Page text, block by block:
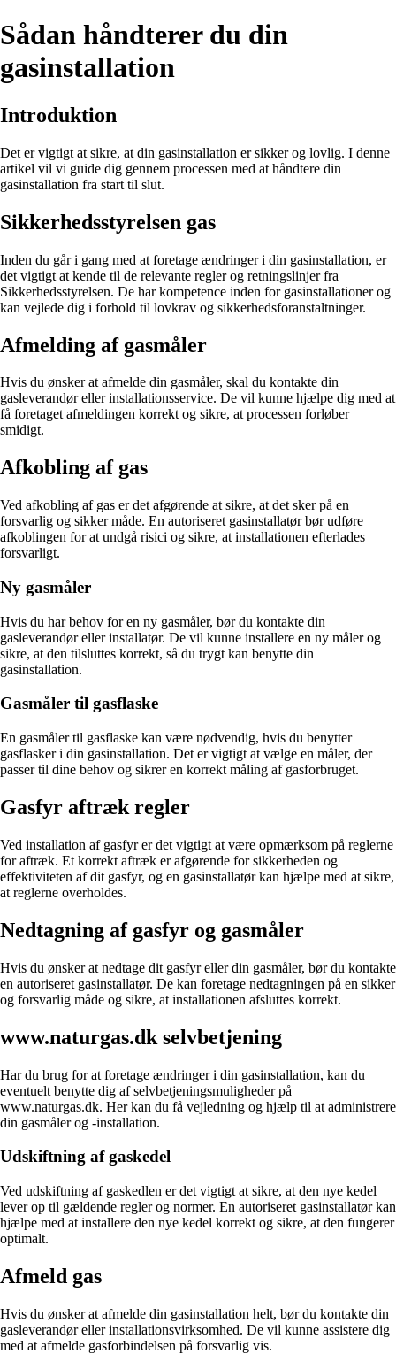
Sådan håndterer du din
gasinstallation
Introduktion
Det er vigtigt at sikre, at din gasinstallation er sikker og lovlig. I denne
artikel vil vi guide dig gennem processen med at håndtere din
gasinstallation fra start til slut.
Sikkerhedsstyrelsen gas
Inden du går i gang med at foretage ændringer i din gasinstallation, er
det vigtigt at kende til de relevante regler og retningslinjer fra
Sikkerhedsstyrelsen. De har kompetence inden for gasinstallationer og
kan vejlede dig i forhold til lovkrav og sikkerhedsforanstaltninger.
Afmelding af gasmåler
Hvis du ønsker at afmelde din gasmåler, skal du kontakte din
gasleverandør eller installationsservice. De vil kunne hjælpe dig med at
få foretaget afmeldingen korrekt og sikre, at processen forløber
smidigt.
Afkobling af gas
Ved afkobling af gas er det afgørende at sikre, at det sker på en
forsvarlig og sikker måde. En autoriseret gasinstallatør bør udføre
afkoblingen for at undgå risici og sikre, at installationen efterlades
forsvarligt.
Ny gasmåler
Hvis du har behov for en ny gasmåler, bør du kontakte din
gasleverandør eller installatør. De vil kunne installere en ny måler og
sikre, at den tilsluttes korrekt, så du trygt kan benytte din
gasinstallation.
Gasmåler til gasflaske
En gasmåler til gasflaske kan være nødvendig, hvis du benytter
gasflasker i din gasinstallation. Det er vigtigt at vælge en måler, der
passer til dine behov og sikrer en korrekt måling af gasforbruget.
Gasfyr aftræk regler
Ved installation af gasfyr er det vigtigt at være opmærksom på reglerne
for aftræk. Et korrekt aftræk er afgørende for sikkerheden og
effektiviteten af dit gasfyr, og en gasinstallatør kan hjælpe med at sikre,
at reglerne overholdes.
Nedtagning af gasfyr og gasmåler
Hvis du ønsker at nedtage dit gasfyr eller din gasmåler, bør du kontakte
en autoriseret gasinstallatør. De kan foretage nedtagningen på en sikker
og forsvarlig måde og sikre, at installationen afsluttes korrekt.
www.naturgas.dk selvbetjening
Har du brug for at foretage ændringer i din gasinstallation, kan du
eventuelt benytte dig af selvbetjeningsmuligheder på
www.naturgas.dk. Her kan du få vejledning og hjælp til at administrere
din gasmåler og -installation.
Udskiftning af gaskedel
Ved udskiftning af gaskedlen er det vigtigt at sikre, at den nye kedel
lever op til gældende regler og normer. En autoriseret gasinstallatør kan
hjælpe med at installere den nye kedel korrekt og sikre, at den fungerer
optimalt.
Afmeld gas
Hvis du ønsker at afmelde din gasinstallation helt, bør du kontakte din
gasleverandør eller installationsvirksomhed. De vil kunne assistere dig
med at afmelde gasforbindelsen på forsvarlig vis.